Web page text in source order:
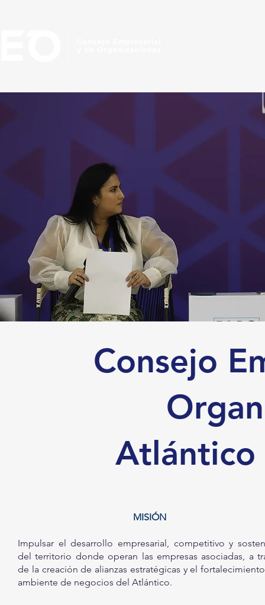
Consejo
Atlántico
MISIÓN
Impulsar el desarrollo empresarial, competitivo y
del territorio donde operan las empresas asociadas, a
de la creación de alianzas estratégicas y el
ambiente de negocios del Atlántico.